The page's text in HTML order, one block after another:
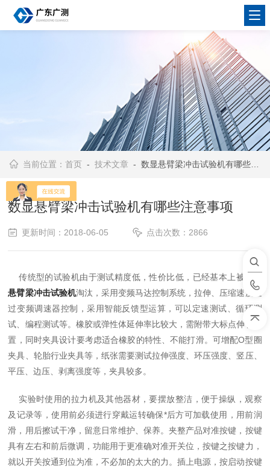
当前位置：首页 -技术文章 - 数显悬臂梁冲击试验机有哪些注意事项
数显悬臂梁冲击试验机有哪些注意事项
更新时间：2018-06-05 点击次数：2866
传统型的试验机由于测试精度低，性价比低，已经基本上被
悬臂梁冲击试验机淘汰，采用变频马达控制系统，拉伸、压缩速度通
过变频调速器控制，采用智能反馈型运算，可以定速测试、循环测
试、编程测试等。橡胶或弹性体延伸率比较大，需附带大标点伸长装
置，同时夹具设计要考虑适合橡胶的特性、不能打滑。可增配O型圈
夹具、轮胎行业夹具等，纸张需要测试拉伸强度、环压强度、竖压、
平压、边压、剥离强度等，夹具较多。
实验时使用的拉力机及其他器材，要摆放整洁，便于操纵，观察
及记录等，使用前必须进行穿戴运转确保*后方可加载使用，用前润
滑，用后擦试干净，留意日常维护、保养。夹整产品对准按键，按键
具有左右和前后微调，功能用于更准确对准开关位，按键之按键力，
就以开关按通到位为准，不必加的太大的力。插上电源，按启动按键